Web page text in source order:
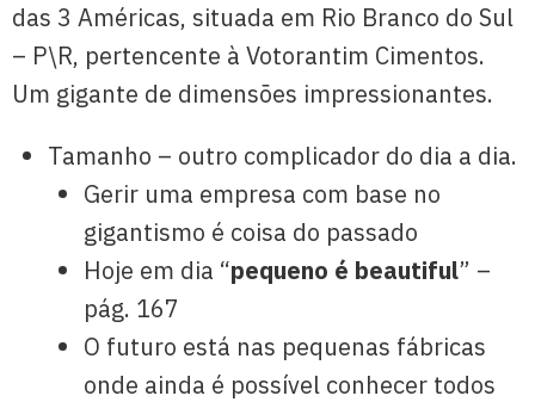
das 3 Américas, situada em Rio Branco do Sul
– P\R, pertencente à Votorantim Cimentos.
Um gigante de dimensões impressionantes.
Tamanho – outro complicador do dia a dia.
Gerir uma empresa com base no
gigantismo é coisa do passado
Hoje em dia “pequeno é beautiful” –
pág. 167
O futuro está nas pequenas fábricas
onde ainda é possível conhecer todos